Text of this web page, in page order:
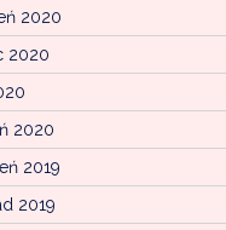
2020
2020
2020
2019
2019